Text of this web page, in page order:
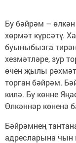
Бу бәйрәм –
хөрмәт күрсәтү.
буыныбызга
хезмәтләре, зур
өчен җылы рәхмәт
торган бәйрәм.
килә. Бу көнне
Өлкәннәр көненә
Бәйрәмнең
адресларына чын